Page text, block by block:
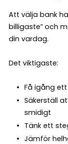
Att välja bank
billigaste” och
din vardag.
Det viktigaste:
Få igång
Säkerställ
smidigt
Tänk ett
Jämför